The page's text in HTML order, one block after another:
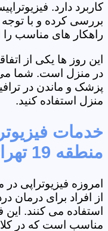
کاربرد دارد.
بررسی کرده و با
راهکار های مناسب را
این روز ها یکی از
در منزل است. شما
پزشک و ماندن در
منزل استفاده کنید.
خدمات
منطقه 19 تهران
امروزه فیزیوتراپی
از افراد برای درمان
استفاده می کنند.